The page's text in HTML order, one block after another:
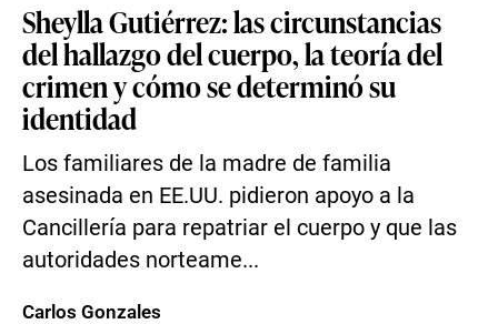
Sheylla Gutiérrez: las circunstancias
del hallazgo del cuerpo, la teoría del
crimen y cómo se determinó su
identidad
Los familiares de la madre de familia
asesinada en EE.UU. pidieron apoyo a la
Cancillería para repatriar el cuerpo y que las
autoridades norteame...
Carlos Gonzales